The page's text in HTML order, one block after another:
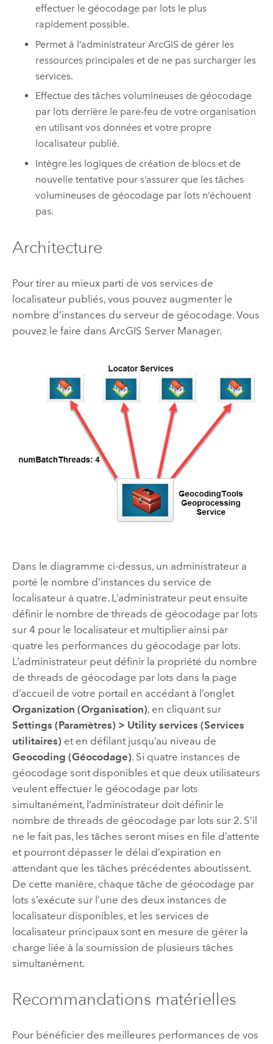
effectuer le géocodage par lots le plus
rapidement possible.
Permet à l’administrateur ArcGIS de gérer les
ressources principales et de ne pas surcharger les
services.
Effectue des tâches volumineuses de géocodage
par lots derrière le pare-feu de votre organisation
en utilisant vos données et votre propre
localisateur publié.
Intègre les logiques de création de blocs et de
nouvelle tentative pour s’assurer que les tâches
volumineuses de géocodage par lots n’échouent
pas.
Architecture
Pour tirer au mieux parti de vos services de
localisateur publiés, vous pouvez augmenter le
nombre d’instances du serveur de géocodage. Vous
pouvez le faire dans ArcGIS Server Manager.
Dans le diagramme ci-dessus, un administrateur a
porté le nombre d’instances du service de
localisateur à quatre. L’administrateur peut ensuite
définir le nombre de threads de géocodage par lots
sur 4 pour le localisateur et multiplier ainsi par
quatre les performances du géocodage par lots.
L’administrateur peut définir la propriété du nombre
de threads de géocodage par lots dans la page
d’accueil de votre portail en accédant à l’onglet
Organization (Organisation), en cliquant sur
Settings (Paramètres) > Utility services (Services
utilitaires) et en défilant jusqu’au niveau de
Geocoding (Géocodage). Si quatre instances de
géocodage sont disponibles et que deux utilisateurs
veulent effectuer le géocodage par lots
simultanément, l’administrateur doit définir le
nombre de threads de géocodage par lots sur 2. S’il
ne le fait pas, les tâches seront mises en file d’attente
et pourront dépasser le délai d’expiration en
attendant que les tâches précédentes aboutissent.
De cette manière, chaque tâche de géocodage par
lots s’exécute sur l’une des deux instances de
localisateur disponibles, et les services de
localisateur principaux sont en mesure de gérer la
charge liée à la soumission de plusieurs tâches
simultanément.
Recommandations matérielles
Pour bénéficier des meilleures performances de vos